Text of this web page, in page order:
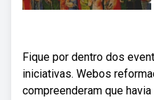
Fique por dentro dos
iniciativas. Webos
compreenderam que